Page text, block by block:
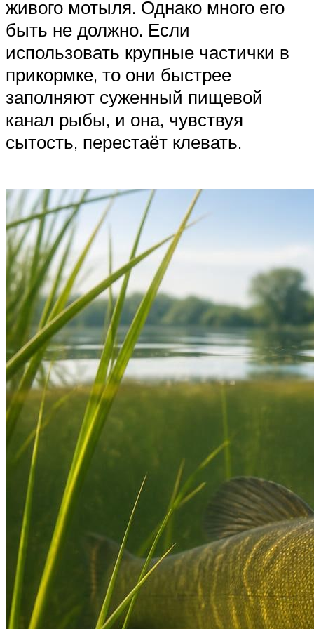
живого мотыля. Однако много его
быть не должно. Если
использовать крупные частички в
прикормке, то они быстрее
заполняют суженный пищевой
канал рыбы, и она, чувствуя
сытость, перестаёт клевать.